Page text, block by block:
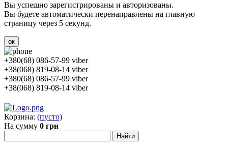
Вы успешно зарегистрированы и авторизованы.
Вы будете автоматически перенаправлены на главную
страницу через 5 секунд.
ок
+380(68) 086-57-99 viber
+38(068) 819-08-14 viber
+380(68) 086-57-99 viber
+38(068) 819-08-14 viber
Корзина: (пусто)
На сумму 0 грн